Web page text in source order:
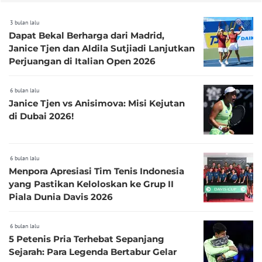
3 bulan lalu
Dapat Bekal Berharga dari Madrid,
Janice Tjen dan Aldila Sutjiadi Lanjutkan
Perjuangan di Italian Open 2026
6 bulan lalu
Janice Tjen vs Anisimova: Misi Kejutan
di Dubai 2026!
6 bulan lalu
Menpora Apresiasi Tim Tenis Indonesia
yang Pastikan Keloloskan ke Grup II
Piala Dunia Davis 2026
6 bulan lalu
5 Petenis Pria Terhebat Sepanjang
Sejarah: Para Legenda Bertabur Gelar